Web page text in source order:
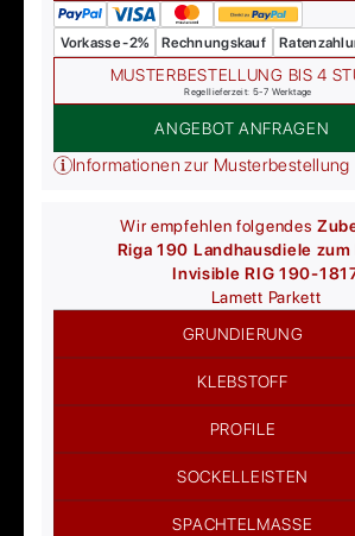
Vorkasse -2% Rechnungskauf
MUSTERBESTELLUNG BIS 4
Regellieferzeit: 5-7 Werktage
ANGEBOT ANFRAGEN
Informationen zur Musterbestellung
Wir empfehlen folgendes
Riga 190 Landhausdiele
Invisible RIG 190-
Lamett Parkett
GRUNDIERUNG
KLEBSTOFF
PROFILE
SOCKELLEISTEN
SPACHTELMASSE